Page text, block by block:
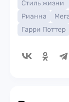
Стиль жизни
Рианна
Гарри Поттер